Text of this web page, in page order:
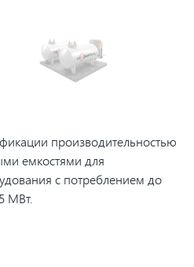
производительностью
емкостями для
с потреблением до
МВт.